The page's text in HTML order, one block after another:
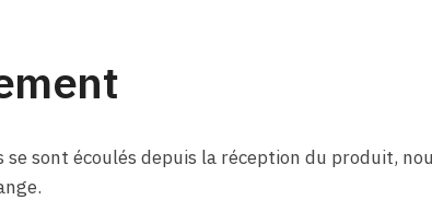
sont écoulés depuis la réception du produit,